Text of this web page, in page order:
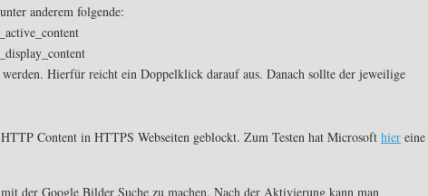
anderem folgende:
werden. Hierfür reicht ein Doppelklick darauf aus. Danach sollte der jeweilige
Content in HTTPS Webseiten geblockt. Zum Testen hat Microsoft hier eine
der Google Bilder Suche zu machen. Nach der Aktivierung kann man